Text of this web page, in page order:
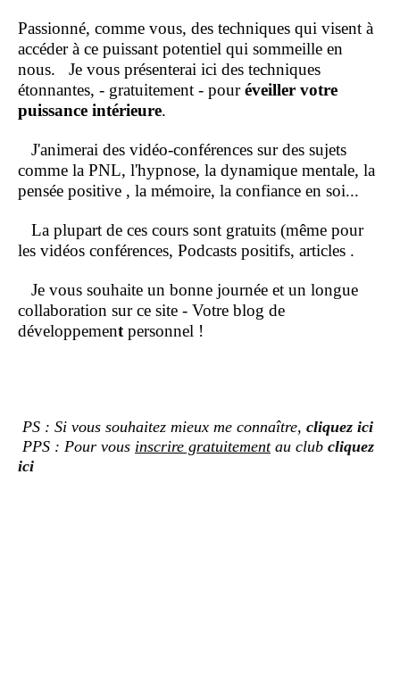
Passionné, comme vous, des techniques qui visent à
accéder à ce puissant potentiel qui sommeille en
nous. Je vous présenterai ici des techniques
étonnantes, - gratuitement - pouréveiller votre
puissance intérieure.
J'animerai des vidéo-conférences sur des sujets
comme la PNL, l'hypnose, la dynamique mentale, la
pensée positive , la mémoire, la confiance en soi...
La plupart de ces cours sont gratuits (même pour
les vidéos conférences, Podcasts positifs, articles .
Je vous souhaite un bonne journée et un longue
collaboration sur ce site - Votre blog de
développement personnel !
PS : Si vous souhaitez mieux me connaître, cliquez ici
PPS : Pour vous inscrire gratuitementau club cliquez
ici